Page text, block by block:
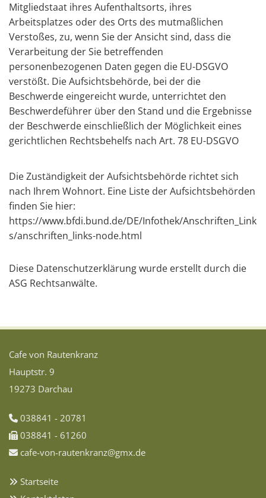
Mitgliedstaat ihres Aufenthaltsorts, ihres
Arbeitsplatzes oder des Orts des mutmaßlichen
Verstoßes, zu, wenn Sie der Ansicht sind, dass die
Verarbeitung der Sie betreffenden
personenbezogenen Daten gegen die EU-DSGVO
verstößt. Die Aufsichtsbehörde, bei der die
Beschwerde eingereicht wurde, unterrichtet den
Beschwerdeführer über den Stand und die Ergebnisse
der Beschwerde einschließlich der Möglichkeit eines
gerichtlichen Rechtsbehelfs nach Art. 78 EU-DSGVO
Die Zuständigkeit der Aufsichtsbehörde richtet sich
nach Ihrem Wohnort. Eine Liste der Aufsichtsbehörden
finden Sie hier:
https://www.bfdi.bund.de/DE/Infothek/Anschriften_Link
s/anschriften_links-node.html
Diese Datenschutzerklärung wurde erstellt durch die
ASG Rechtsanwälte.
Cafe von Rautenkranz
Hauptstr. 9
19273 Darchau
 038841 - 20781
 038841 - 61260
 cafe-von-rautenkranz@gmx.de
 Startseite